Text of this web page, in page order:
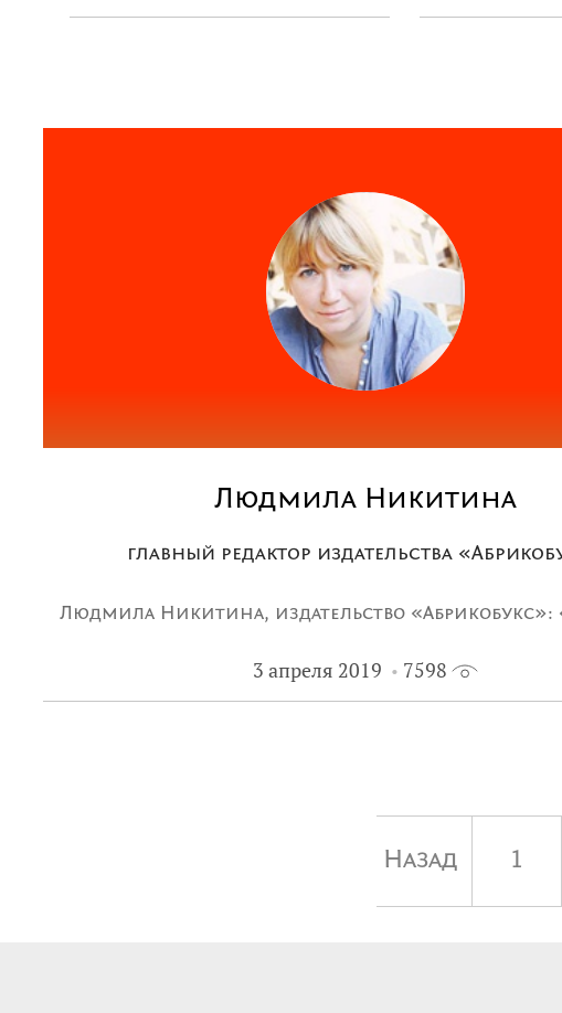
Людмила Никитина
главный редактор издательства
Людмила Никитина, издательство
создавать уникальные качественные книги, у
3 апреля 2019 7598
Назад 1